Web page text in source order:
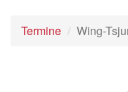
Termine Wing-